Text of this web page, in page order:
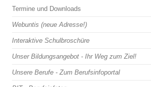
Termine und Downloads
Webuntis (neue Adresse!)
Interaktive Schulbroschüre
Unser Bildungsangebot - Ihr Weg zum Ziel!
Unsere Berufe - Zum Berufsinfoportal